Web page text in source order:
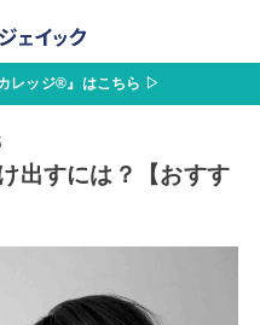
レッジ®』はこちら ▷
出すには？【おすす